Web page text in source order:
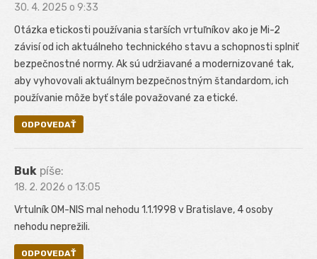
30. 4. 2025 o 9:33
Otázka etickosti používania starších vrtuľníkov ako je Mi-2
závisí od ich aktuálneho technického stavu a schopnosti splniť
bezpečnostné normy. Ak sú udržiavané a modernizované tak,
aby vyhovovali aktuálnym bezpečnostným štandardom, ich
používanie môže byť stále považované za etické.
ODPOVEDAŤ
Buk píše:
18. 2. 2026 o 13:05
Vrtulník OM-NIS mal nehodu 1.1.1998 v Bratislave, 4 osoby
nehodu neprežili.
ODPOVEDAŤ